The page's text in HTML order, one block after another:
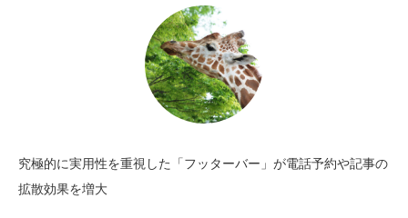
究極的に実用性を重視した「フッターバー」が電話予約や記事の
拡散効果を増大